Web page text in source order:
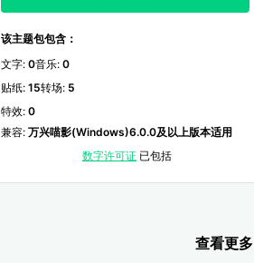
该主题包包含：
文字: 0音乐: 0
贴纸: 15转场: 5
特效: 0
兼容: 万兴喵影(Windows)6.0.0及以上版本适用
数字许可证已包括
查看更多